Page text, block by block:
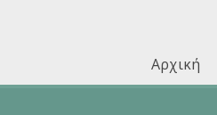
Αρχική